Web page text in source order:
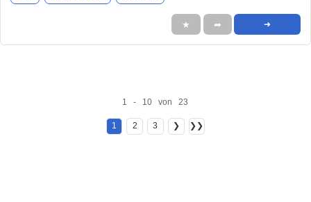
★ ➦ ➜
1 - 10 von 23
1 2 3 ❯ ❯❯